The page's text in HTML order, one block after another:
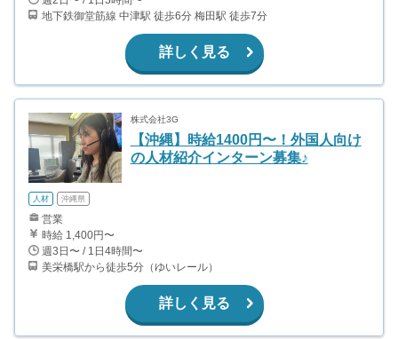
地下鉄御堂筋線 中津駅 徒歩6分 梅田駅 徒歩7分
詳しく見る
株式会社3G
【沖縄】時給1400円〜！外国人向け
の人材紹介インターン募集♪
人材 沖縄県
営業
時給 1,400円〜
週3日〜 / 1日4時間〜
美栄橋駅から徒歩5分（ゆいレール）
詳しく見る